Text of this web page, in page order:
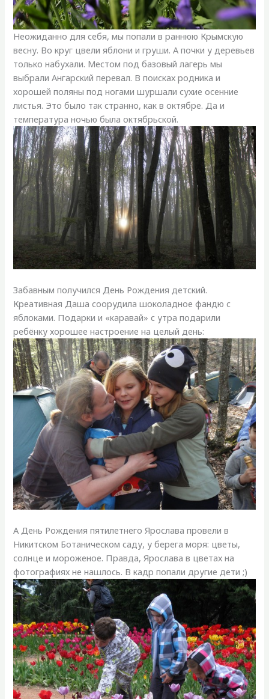
Неожиданно для себя, мы попали в раннюю Крымскую
весну. Во круг цвели яблони и груши. А почки у деревьев
только набухали. Местом под базовый лагерь мы
выбрали Ангарский перевал. В поисках родника и
хорошей поляны под ногами шуршали сухие осенние
листья. Это было так странно, как в октябре. Да и
температура ночью была октябрьской.
Забавным получился День Рождения детский.
Креативная Даша соорудила шоколадное фандю с
яблоками. Подарки и «каравай» с утра подарили
ребёнку хорошее настроение на целый день:
А День Рождения пятилетнего Ярослава провели в
Никитском Ботаническом саду, у берега моря: цветы,
солнце и мороженое. Правда, Ярослава в цветах на
фотографиях не нашлось. В кадр попали другие дети ;)